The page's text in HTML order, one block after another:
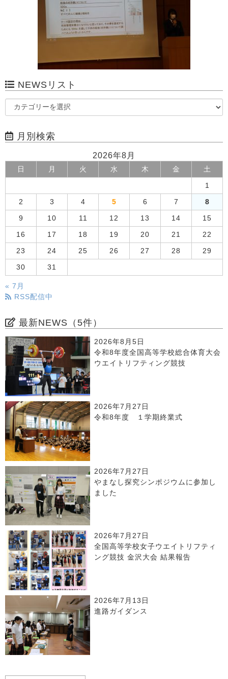
NEWSリスト
月別検索
2026年8月
日 月 火 水 木 金 土
1
2 3 4 5 6 7 8
9 10 11 12 13 14 15
16 17 18 19 20 21 22
23 24 25 26 27 28 29
30 31
« 7月
RSS配信中
最新NEWS（5件）
2026年8月5日
令和8年度全国高等学校総合体育大会
ウエイトリフティング競技
2026年7月27日
令和8年度 １学期終業式
2026年7月27日
やまなし探究シンポジウムに参加し
ました
2026年7月27日
全国高等学校女子ウエイトリフティ
ング競技 金沢大会 結果報告
2026年7月13日
進路ガイダンス